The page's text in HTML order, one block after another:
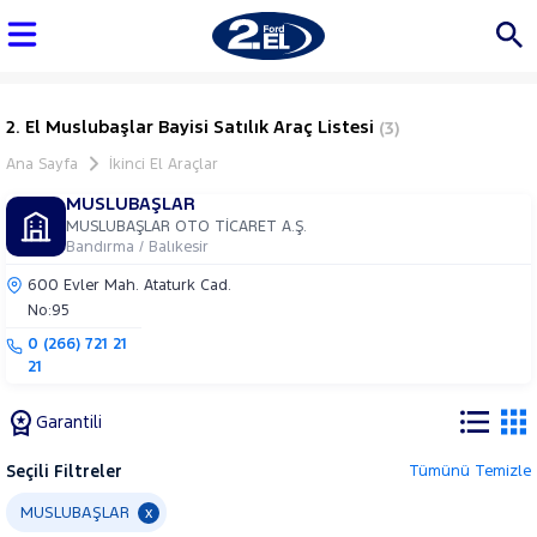
2. El Muslubaşlar Bayisi Satılık Araç Listesi (3)
Ana Sayfa İkinci El Araçlar
MUSLUBAŞLAR
MUSLUBAŞLAR OTO TİCARET A.Ş.
Bandırma / Balıkesir
600 Evler Mah. Ataturk Cad.
No:95
0 (266) 721 21
21
Garantili
Seçili Filtreler Tümünü Temizle
MUSLUBAŞLAR x